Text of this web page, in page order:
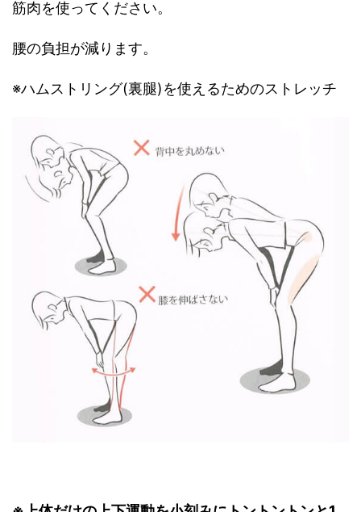
筋肉を使ってください。
腰の負担が減ります。
※ハムストリング(裏腿)を使えるためのストレッチ